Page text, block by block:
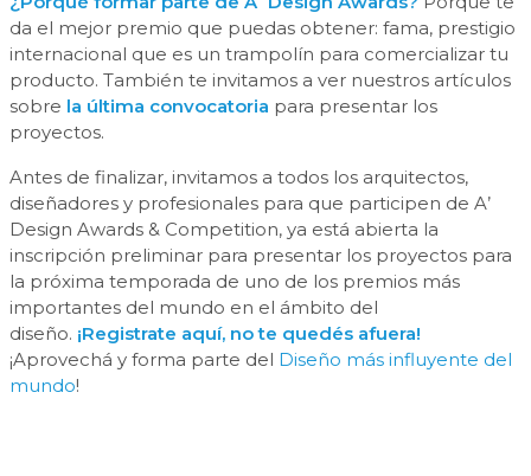
da el mejor premio que puedas obtener: fama, prestigio
internacional que es un trampolín para comercializar tu
producto. También te invitamos a ver nuestros artículos
sobre la última convocatoria para presentar los
proyectos.
Antes de finalizar, invitamos a todos los arquitectos,
diseñadores y profesionales para que participen de A’
Design Awards & Competition, ya está abierta la
inscripción preliminar para presentar los proyectos para
la próxima temporada de uno de los premios más
importantes del mundo en el ámbito del
diseño. ¡Registrate aquí, no te quedés afuera!
¡Aprovechá y forma parte del Diseño más influyente del
mundo!